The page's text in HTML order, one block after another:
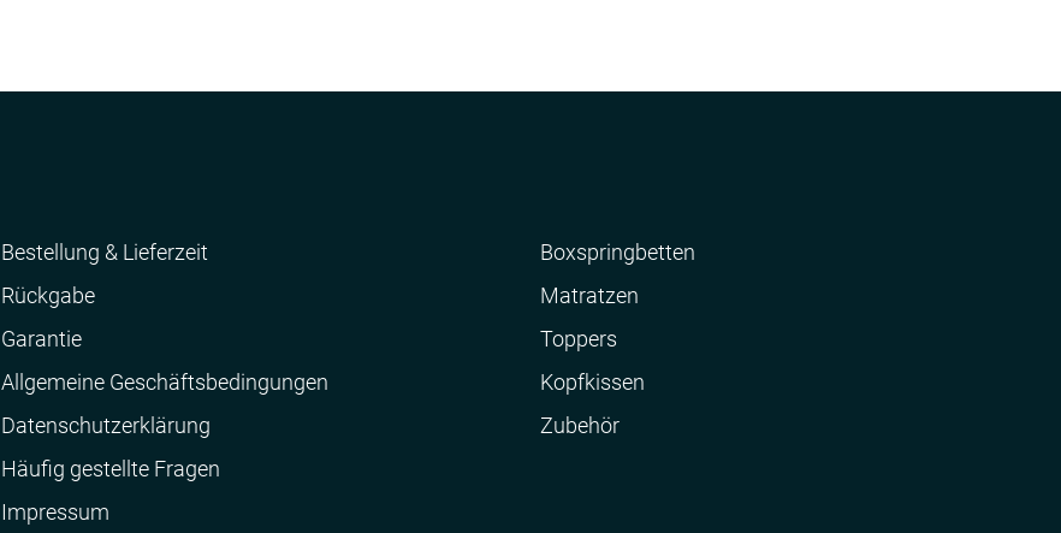
Bestellung & Lieferzeit
Rückgabe
Garantie
Allgemeine Geschäftsbedingungen
Datenschutzerklärung
Häufig gestellte Fragen
Impressum
Boxspringbetten
Matratzen
Toppers
Kopfkissen
Zubehör